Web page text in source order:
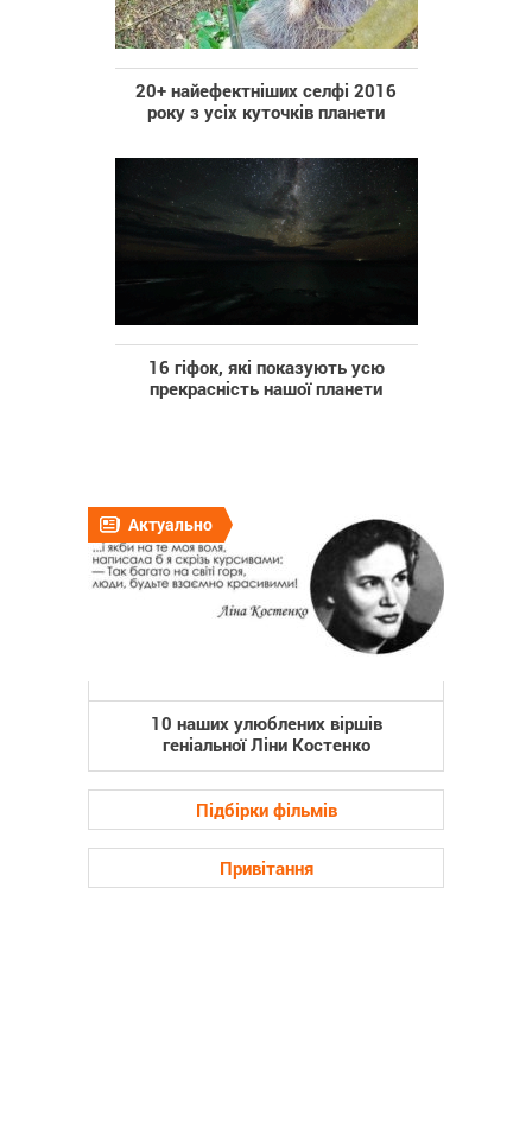
20+ найефектніших селфі 2016
року з усіх куточків планети
16 гіфок, які показують усю
прекрасність нашої планети
Актуально
10 наших улюблених віршів
геніальної Ліни Костенко
Підбірки фільмів
Привітання